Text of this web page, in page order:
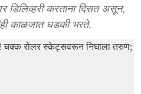
करताना दिसत असून,
काळजात धडकी भरते.